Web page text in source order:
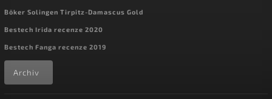
Böker Solingen Tirpitz-Damascus Gold
Bestech Irida recenze 2020
Bestech Fanga recenze 2019
Archiv